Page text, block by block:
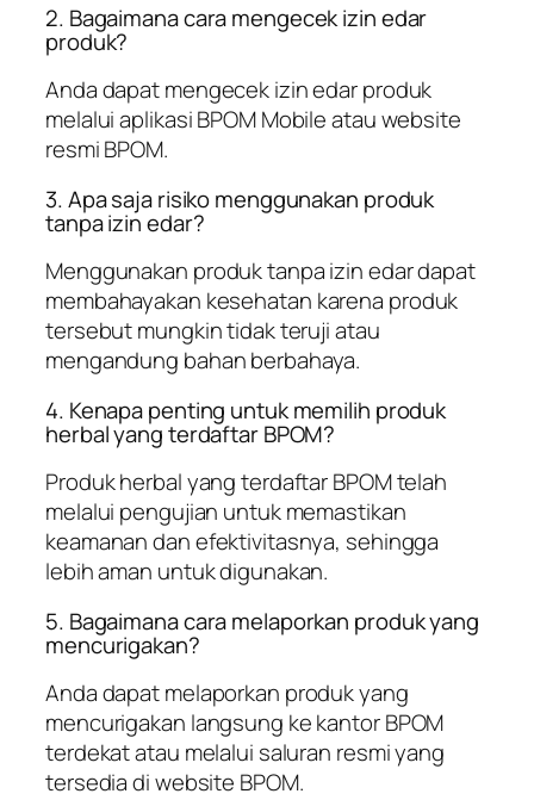
2. Bagaimana cara mengecek izin edar
produk?
Anda dapat mengecek izin edar produk
melalui aplikasi BPOM Mobile atau website
resmi BPOM.
3. Apa saja risiko menggunakan produk
tanpa izin edar?
Menggunakan produk tanpa izin edar dapat
membahayakan kesehatan karena produk
tersebut mungkin tidak teruji atau
mengandung bahan berbahaya.
4. Kenapa penting untuk memilih produk
herbal yang terdaftar BPOM?
Produk herbal yang terdaftar BPOM telah
melalui pengujian untuk memastikan
keamanan dan efektivitasnya, sehingga
lebih aman untuk digunakan.
5. Bagaimana cara melaporkan produk yang
mencurigakan?
Anda dapat melaporkan produk yang
mencurigakan langsung ke kantor BPOM
terdekat atau melalui saluran resmi yang
tersedia di website BPOM.